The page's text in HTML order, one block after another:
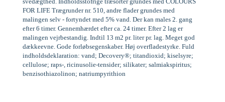
FOR LIFE Trægrunder nr. 510, andre flader grundes med
malingen selv - fortyndet med 5% vand. Der kan males 2. gang
efter 6 timer. Gennemhærdet efter ca. 24 timer. Efter 2 lag er
malingen vejrbestandig. Indtil 13 m2 pr. liter pr. lag. Meget god
dækkeevne. Gode forløbsegenskaber. Høj overfladestyrke. Fuld
indholdsdeklaration: vand; Decovery®; titandioxid; kiselsyre;
cellulose; raps-, ricinusolie-tensider; silikater; salmiakspiritus;
benzisothiazolinon; natriumpyrithion